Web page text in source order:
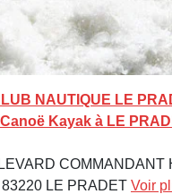
NAUTIQUE LE
Kayak à LE
COMMANDANT
83220 LE PRADET Voir